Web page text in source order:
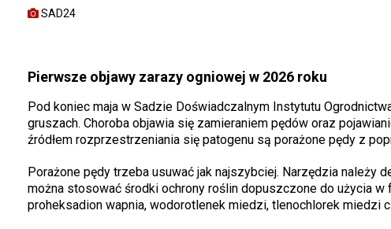
SAD24
Pierwsze objawy zarazy ogniowej w 2026 roku
Pod koniec maja w Sadzie Doświadczalnym Instytutu
gruszach. Choroba objawia się zamieraniem pędów oraz
źródłem rozprzestrzeniania się patogenu są porażone pędy z
Porażone pędy trzeba usuwać jak najszybciej. Narzędzia
można stosować środki ochrony roślin dopuszczone do użycia
proheksadion wapnia, wodorotlenek miedzi, tlenochlorek